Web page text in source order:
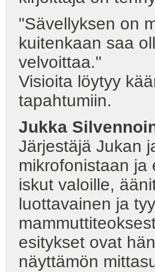
"Sävellyksen on
kuitenkaan saa
velvoittaa."
Visioita löytyy
tapahtumiin.
Jukka
Järjestäjä Jukan
mikrofonistaan
iskut valoille,
luottavainen ja
esitykset ovat
näyttämön